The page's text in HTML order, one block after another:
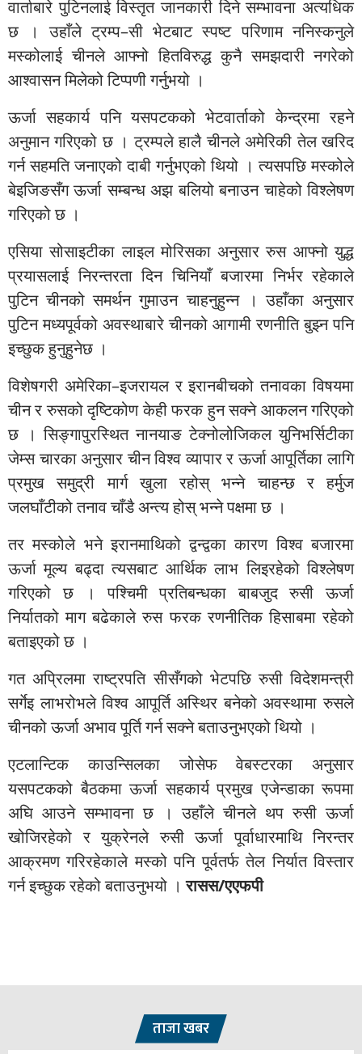
वार्ताबारे पुटिनलाई विस्तृत जानकारी दिने सम्भावना अत्यधिक
छ । उहाँले ट्रम्प–सी भेटबाट स्पष्ट परिणाम ननिस्कनुले
मस्कोलाई चीनले आफ्नो हितविरुद्ध कुनै समझदारी नगरेको
आश्वासन मिलेको टिप्पणी गर्नुभयो ।
ऊर्जा सहकार्य पनि यसपटकको भेटवार्ताको केन्द्रमा रहने
अनुमान गरिएको छ । ट्रम्पले हालै चीनले अमेरिकी तेल खरिद
गर्न सहमति जनाएको दाबी गर्नुभएको थियो । त्यसपछि मस्कोले
बेइजिङसँग ऊर्जा सम्बन्ध अझ बलियो बनाउन चाहेको विश्लेषण
गरिएको छ ।
एसिया सोसाइटीका लाइल मोरिसका अनुसार रुस आफ्नो युद्ध
प्रयासलाई निरन्तरता दिन चिनियाँ बजारमा निर्भर रहेकाले
पुटिन चीनको समर्थन गुमाउन चाहनुहुन्न । उहाँका अनुसार
पुटिन मध्यपूर्वको अवस्थाबारे चीनको आगामी रणनीति बुझ्न पनि
इच्छुक हुनुहुनेछ ।
विशेषगरी अमेरिका–इजरायल र इरानबीचको तनावका विषयमा
चीन र रुसको दृष्टिकोण केही फरक हुन सक्ने आकलन गरिएको
छ । सिङ्गापुरस्थित नानयाङ टेक्नोलोजिकल युनिभर्सिटीका
जेम्स चारका अनुसार चीन विश्व व्यापार र ऊर्जा आपूर्तिका लागि
प्रमुख समुद्री मार्ग खुला रहोस् भन्ने चाहन्छ र हर्मुज
जलघाँटीको तनाव चाँडै अन्त्य होस् भन्ने पक्षमा छ ।
तर मस्कोले भने इरानमाथिको द्वन्द्वका कारण विश्व बजारमा
ऊर्जा मूल्य बढ्दा त्यसबाट आर्थिक लाभ लिइरहेको विश्लेषण
गरिएको छ । पश्चिमी प्रतिबन्धका बाबजुद रुसी ऊर्जा
निर्यातको माग बढेकाले रुस फरक रणनीतिक हिसाबमा रहेको
बताइएको छ ।
गत अप्रिलमा राष्ट्रपति सीसँगको भेटपछि रुसी विदेशमन्त्री
सर्गेइ लाभरोभले विश्व आपूर्ति अस्थिर बनेको अवस्थामा रुसले
चीनको ऊर्जा अभाव पूर्ति गर्न सक्ने बताउनुभएको थियो ।
एटलान्टिक काउन्सिलका जोसेफ वेबस्टरका अनुसार
यसपटकको बैठकमा ऊर्जा सहकार्य प्रमुख एजेन्डाका रूपमा
अघि आउने सम्भावना छ । उहाँले चीनले थप रुसी ऊर्जा
खोजिरहेको र युक्रेनले रुसी ऊर्जा पूर्वाधारमाथि निरन्तर
आक्रमण गरिरहेकाले मस्को पनि पूर्वतर्फ तेल निर्यात विस्तार
गर्न इच्छुक रहेको बताउनुभयो ।रासस/एएफपी
ताजा खबर